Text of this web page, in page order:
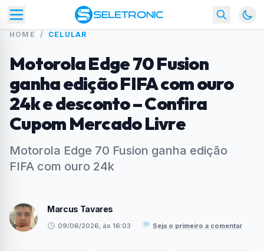
HOME / CELULAR
Motorola Edge 70 Fusion
ganha edição FIFA com ouro
24k e desconto – Confira
Cupom Mercado Livre
Motorola Edge 70 Fusion ganha edição
FIFA com ouro 24k
Marcus Tavares
09/06/2026, às 16:03 · Seja o primeiro a comentar